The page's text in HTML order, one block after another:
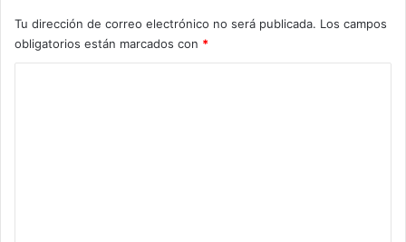
e
l
M
Tu dirección de correo electrónico no será publicada. Los campos
obligatorios están marcados con *